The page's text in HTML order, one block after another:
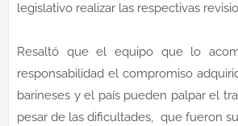
legislativo realizar las respectivas
Resaltó que el equipo que lo
responsabilidad el compromiso
barineses y el país pueden palpar el
pesar de las dificultades, que fueron